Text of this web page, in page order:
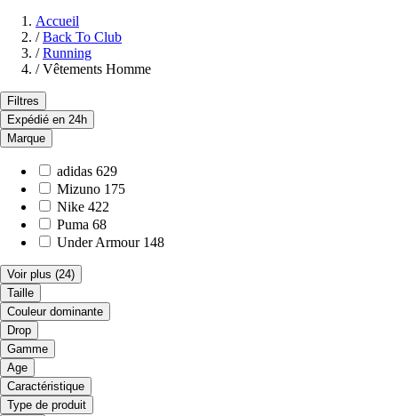
Accueil
/ Back To Club
/ Running
/ Vêtements Homme
Filtres
Expédié en 24h
Marque
adidas 629
Mizuno 175
Nike 422
Puma 68
Under Armour 148
Voir plus (24)
Taille
Couleur dominante
Drop
Gamme
Age
Caractéristique
Type de produit